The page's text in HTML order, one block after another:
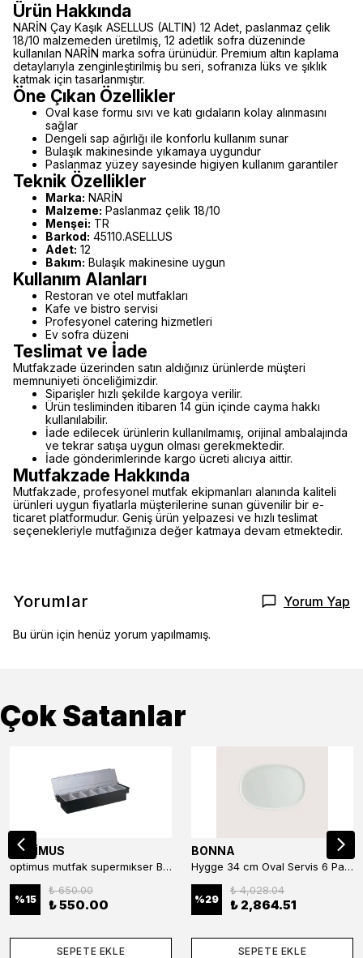
Ürün Hakkında
NARİN Çay Kaşık ASELLUS (ALTIN) 12 Adet, paslanmaz çelik
18/10 malzemeden üretilmiş, 12 adetlik sofra düzeninde
kullanılan NARİN marka sofra ürünüdür. Premium altın kaplama
detaylarıyla zenginleştirilmiş bu seri, sofranıza lüks ve şıklık
katmak için tasarlanmıştır.
Öne Çıkan Özellikler
Oval kase formu sıvı ve katı gıdaların kolay alınmasını
sağlar
Dengeli sap ağırlığı ile konforlu kullanım sunar
Bulaşık makinesinde yıkamaya uygundur
Paslanmaz yüzey sayesinde higiyen kullanım garantiler
Teknik Özellikler
Marka: NARİN
Malzeme: Paslanmaz çelik 18/10
Menşei: TR
Barkod: 45110.ASELLUS
Adet: 12
Bakım: Bulaşık makinesine uygun
Kullanım Alanları
Restoran ve otel mutfakları
Kafe ve bistro servisi
Profesyonel catering hizmetleri
Ev sofra düzeni
Teslimat ve İade
Mutfakzade üzerinden satın aldığınız ürünlerde müşteri
memnuniyeti önceliğimizdir.
Siparişler hızlı şekilde kargoya verilir.
Ürün tesliminden itibaren 14 gün içinde cayma hakkı
kullanılabilir.
İade edilecek ürünlerin kullanılmamış, orijinal ambalajında
ve tekrar satışa uygun olması gerekmektedir.
İade gönderimlerinde kargo ücreti alıcıya aittir.
Mutfakzade Hakkında
Mutfakzade, profesyonel mutfak ekipmanları alanında kaliteli
ürünleri uygun fiyatlarla müşterilerine sunan güvenilir bir e-
ticaret platformudur. Geniş ürün yelpazesi ve hızlı teslimat
seçenekleriyle mutfağınıza değer katmaya devam etmektedir.
Yorumlar Yorum Yap
Bu ürün için henüz yorum yapılmamış.
Çok Satanlar
OPTİMUS
optimus mutfak supermıkser Bar Konteyner 6'lı 50×16×9 cm Kapaklı Polikarbon Organizer Bar & Kafe
%15
₺ 650.00
₺ 550.00
SEPETE EKLE
BONNA
Hygge 34 cm Oval Servis 6 Parça
%29
₺ 4,028.04
₺ 2,864.51
SEPETE EKLE